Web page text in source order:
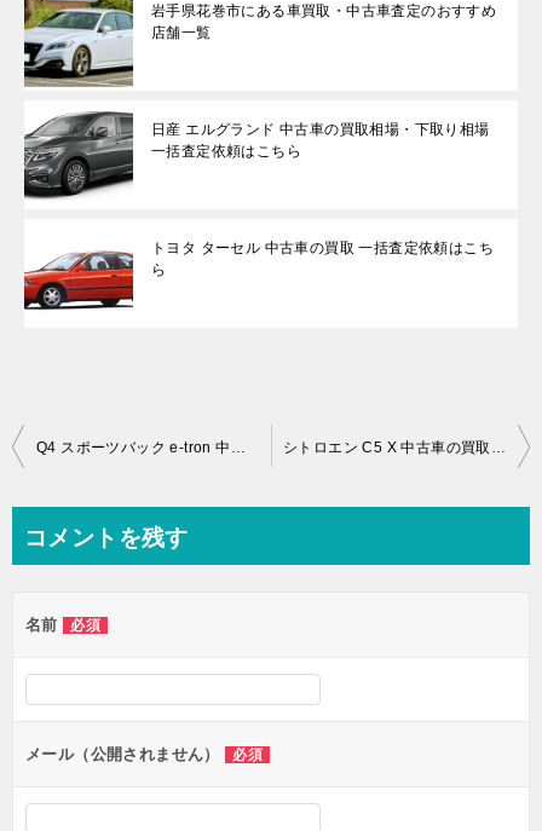
岩手県花巻市にある車買取・中古車査定のおすすめ
店舗一覧
日産 エルグランド 中古車の買取相場・下取り相場
一括査定依頼はこちら
トヨタ ターセル 中古車の買取 一括査定依頼はこち
ら
投
ビ
ー
シ
ョ
ン
コメントを残す
名前 必須
メール（公開されません） 必須